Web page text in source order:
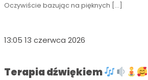
Oczywiście bazując na pięknych […]
13:05 13 czerwca 2026
Terapia dźwiękiem